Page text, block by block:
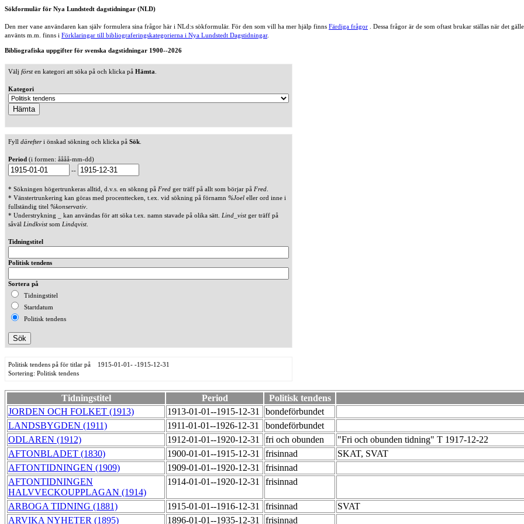
Sökformulär för Nya Lundstedt dagstidningar (NLD)
Den mer vane användaren kan själv formulera sina frågor här i NLd:s sökformulär. För den som vill ha mer hjälp finns Färdiga frågor . Dessa frågor är de som oftast brukar ställas när det
använts m.m. finns i Förklaringar till bibliograferingskategorierna i Nya Lundstedt Dagstidningar.
Bibliografiska uppgifter för svenska dagstidningar 1900--2026
Välj försten kategori att söka på och klicka på Hämta
Kategori
Fyll därefteri önskad sökning och klicka på Sök
Period (i formen: åååå-mm-dd)
--
* Sökningen högertrunkeras alltid, d.v.s. en söknng på Fred ger träff på allt som börjar på Fred
* Vänstertrunkering kan göras med procenttecken, t.ex. vid sökning på förnamn %Joel eller ord inne i
fullständig titel %konservativ
* Understrykning _ kan användas för att söka t.ex. namn stavade på olika sätt. Lind_vistger träff på
såväl Lindkvistsom Lindqvist.
Tidningstitel
Politisk tendens
Sortera på
Tidningstitel
Startdatum
Politisk tendens
Politisk tendens på för titlar på 1915-01-01- -1915-12-31
Sortering: Politisk tendens
Tidningstitel Period Politisk tendens
JORDEN OCH FOLKET (1913) 1913-01-01--1915-12-31 bondeförbundet
LANDSBYGDEN (1911) 1911-01-01--1926-12-31 bondeförbundet
ODLAREN (1912) 1912-01-01--1920-12-31 fri och obunden "Fri och obunden tidning" T 1917-12-22
AFTONBLADET (1830) 1900-01-01--1915-12-31 frisinnad SKAT, SVAT
AFTONTIDNINGEN (1909) 1909-01-01--1920-12-31 frisinnad
AFTONTIDNINGEN
HALVVECKOUPPLAGAN (1914)
1914-01-01--1920-12-31 frisinnad
ARBOGA TIDNING (1881) 1915-01-01--1916-12-31 frisinnad SVAT
ARVIKA NYHETER (1895) 1896-01-01--1935-12-31 frisinnad